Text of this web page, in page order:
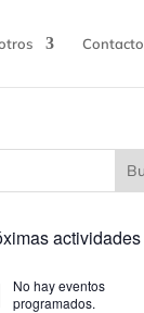
Contacto
actividades
No hay eventos
programados.